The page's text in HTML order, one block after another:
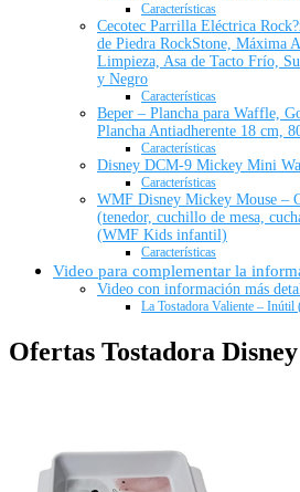
Características
Cecotec Parrilla Eléctrica
de Piedra RockStone, Máxima
Limpieza, Asa de Tacto Frío,
y Negro
Características
Beper – Plancha para Waffle,
Plancha Antiadherente 18 cm,
Características
Disney DCM-9 Mickey Mini
Características
WMF Disney Mickey Mouse –
(tenedor, cuchillo de mesa,
(WMF Kids infantil)
Características
Video para complementar la
Video con información más
La Tostadora Valiente –
Ofertas Tostadora